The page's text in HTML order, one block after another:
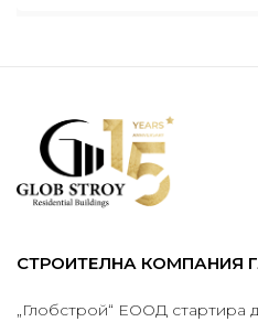
СТРОИТЕЛНА КОМПАНИЯ
„Глобстрой“ ЕООД стартира